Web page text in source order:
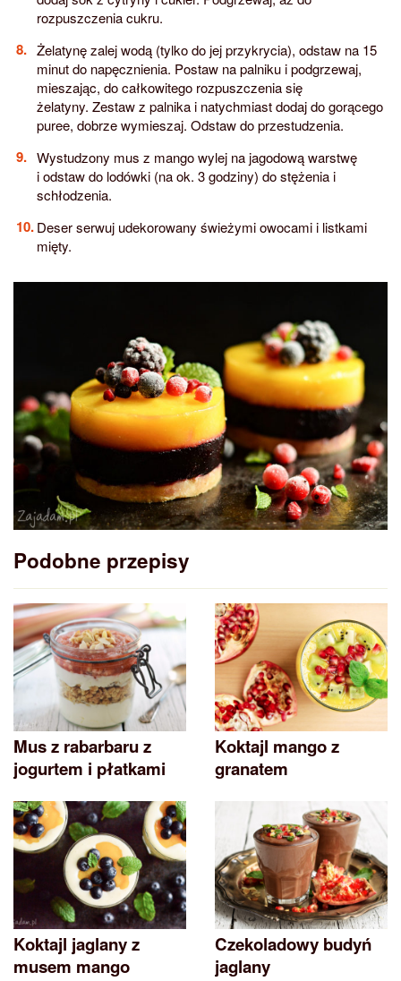
rozpuszczenia cukru.
Żelatynę zalej wodą (tylko do jej przykrycia), odstaw na 15
minut do napęcznienia. Postaw na palniku i podgrzewaj,
mieszając, do całkowitego rozpuszczenia się
żelatyny. Zestaw z palnika i natychmiast dodaj do gorącego
puree, dobrze wymieszaj. Odstaw do przestudzenia.
Wystudzony mus z mango wylej na jagodową warstwę
i odstaw do lodówki (na ok. 3 godziny) do stężenia i
schłodzenia.
Deser serwuj udekorowany świeżymi owocami i listkami
mięty.
Podobne przepisy
Mus z rabarbaru z
jogurtem i płatkami
Koktajl mango z
granatem
Koktajl jaglany z
musem mango
Czekoladowy budyń
jaglany